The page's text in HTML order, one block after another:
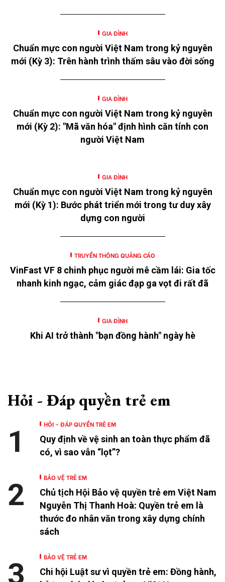
GIA ĐÌNH
Chuẩn mực con người Việt Nam trong kỷ nguyên
mới (Kỳ 3): Trên hành trình thấm sâu vào đời sống
GIA ĐÌNH
Chuẩn mực con người Việt Nam trong kỷ nguyên
mới (Kỳ 2): "Mã văn hóa" định hình căn tính con
người Việt Nam
GIA ĐÌNH
Chuẩn mực con người Việt Nam trong kỷ nguyên
mới (Kỳ 1): Bước phát triển mới trong tư duy xây
dựng con người
TRUYỀN THÔNG QUẢNG CÁO
VinFast VF 8 chinh phục người mê cầm lái: Gia tốc
nhanh kinh ngạc, cảm giác đạp ga vọt đi rất đã
GIA ĐÌNH
Khi AI trở thành "bạn đồng hành" ngày hè
Hỏi - Đáp quyền trẻ em
HỎI - ĐÁP QUYỀN TRẺ EM
Quy định về vệ sinh an toàn thực phẩm đã
có, vì sao vẫn “lọt”?
1
BẢO VỆ TRẺ EM
Chủ tịch Hội Bảo vệ quyền trẻ em Việt Nam
Nguyễn Thị Thanh Hoà: Quyền trẻ em là
thước đo nhân văn trong xây dựng chính
sách
2
BẢO VỆ TRẺ EM
Chi hội Luật sư vì quyền trẻ em: Đồng hành,
3